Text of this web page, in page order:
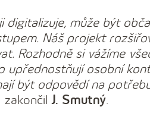
digitalizuje, může být
Náš projekt
Rozhodně si vážíme
upřednostňují osobní
být odpovědí na
J. Smutný.